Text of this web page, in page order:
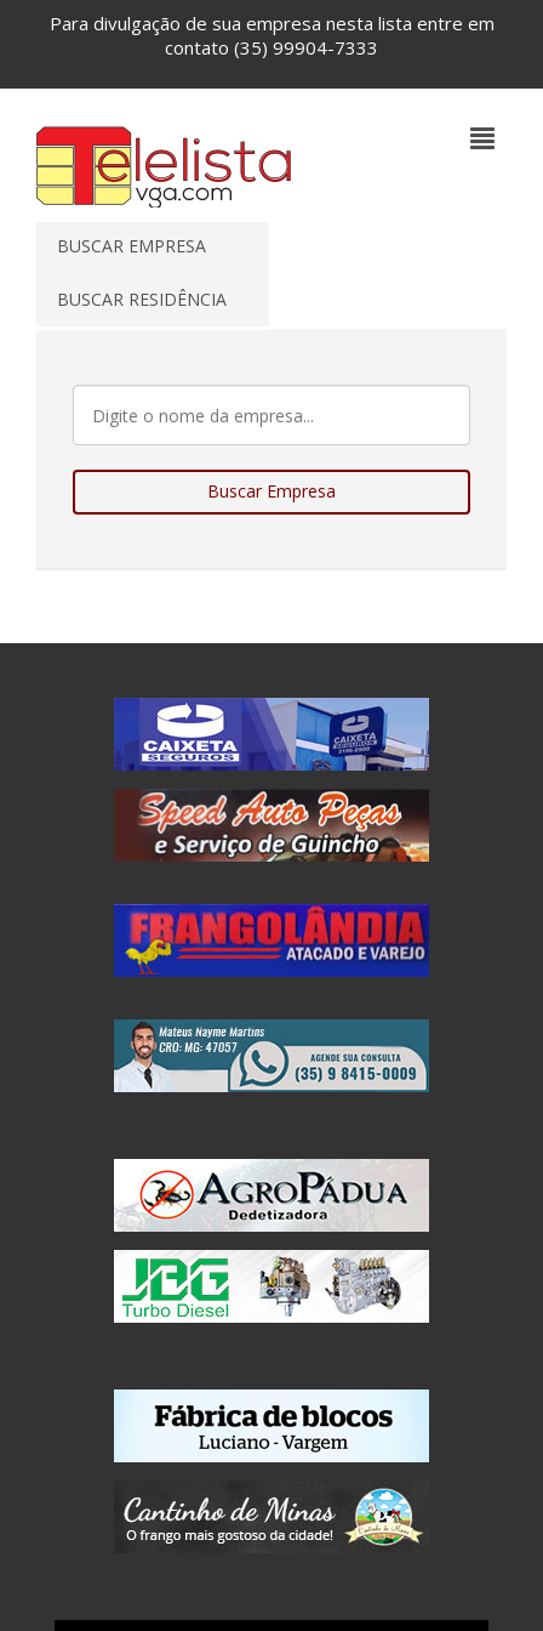
Para divulgação de sua empresa nesta lista entre em
contato (35) 99904-7333
BUSCAR EMPRESA
BUSCAR RESIDÊNCIA
Buscar Empresa